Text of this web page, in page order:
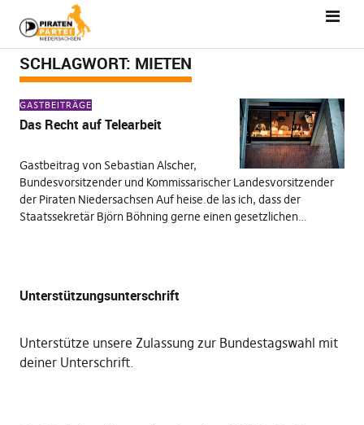
SCHLAGWORT: MIETEN
GASTBEITRÄGE
Das Recht auf Telearbeit
Gastbeitrag von Sebastian Alscher,
Bundesvorsitzender und Kommissarischer Landesvorsitzender
der Piraten Niedersachsen Auf heise.de las ich, dass der
Staatssekretär Björn Böhning gerne einen gesetzlichen…
Unterstützungsunterschrift
Unterstütze unsere Zulassung zur Bundestagswahl mit
deiner Unterschrift.